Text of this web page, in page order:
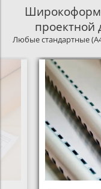
проектной
Любые стандартные